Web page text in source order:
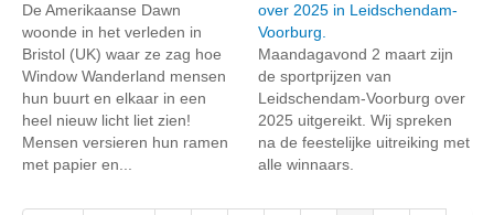
De Amerikaanse Dawn
woonde in het verleden in
Bristol (UK) waar ze zag hoe
Window Wanderland mensen
hun buurt en elkaar in een
heel nieuw licht liet zien!
Mensen versieren hun ramen
met papier en...
over 2025 in Leidschendam-
Voorburg.
Maandagavond 2 maart zijn
de sportprijzen van
Leidschendam-Voorburg over
2025 uitgereikt. Wij spreken
na de feestelijke uitreiking met
alle winnaars.